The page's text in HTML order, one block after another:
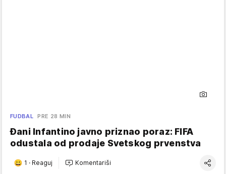
FUDBAL PRE 28 MIN
Đani Infantino javno priznao poraz: FIFA
odustala od prodaje Svetskog prvenstva
1 · Reaguj Komentariši